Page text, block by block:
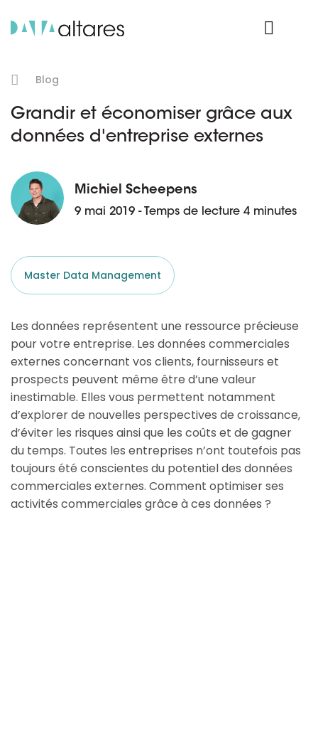
Blog
Grandir et économiser grâce aux
données d'entreprise externes
Michiel Scheepens
9 mai 2019 - Temps de lecture 4 minutes
Master Data Management
Les données représentent une ressource précieuse
pour votre entreprise. Les données commerciales
externes concernant vos clients, fournisseurs et
prospects peuvent même être d’une valeur
inestimable. Elles vous permettent notamment
d’explorer de nouvelles perspectives de croissance,
d’éviter les risques ainsi que les coûts et de gagner
du temps. Toutes les entreprises n’ont toutefois pas
toujours été conscientes du potentiel des données
commerciales externes. Comment optimiser ses
activités commerciales grâce à ces données ?